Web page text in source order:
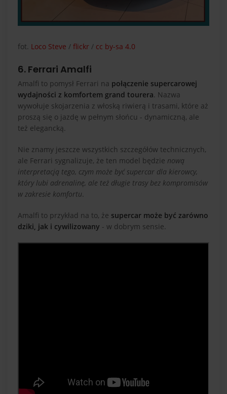
fot. Loco Steve / flickr / cc by-sa 4.0
6. Ferrari Amalfi
Amalfi to pomysł Ferrari na połączenie supercarowej
wydajności z komfortem grand tourera. Nazwa
wywołuje skojarzenia z włoską riwierą i trasami, które aż
proszą się o jazdę w pełnym słońcu - dynamiczną, ale
też elegancką.
Nie znamy jeszcze wszystkich szczegółów technicznych,
ale Ferrari sygnalizuje, że ten model będzie nową
interpretacją tego, czym może być supercar dla kierowcy,
który lubi adrenalinę, ale też długie trasy bez kompromisów
w zakresie komfortu.
Amalfi to przykład na to, że supercar może być zarówno
dziki, jak i cywilizowany - w dobrym sensie.